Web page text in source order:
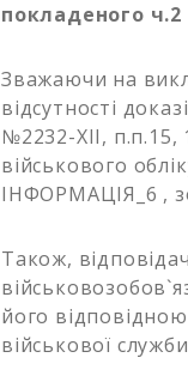
покладеного ч.2
Зважаючи на
відсутності
№2232-ХІІ,
військового
ІНФОРМАЦІЯ_6 ,
Також,
його
військової